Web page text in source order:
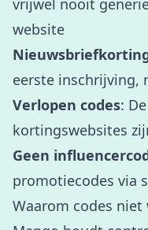
vrijwel nooit
website
eerste inschrijving,
Verlopen codes:
kortingswebsites
Geen
promotiecodes via
Waarom codes niet